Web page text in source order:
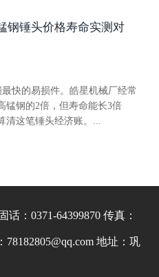
钢锤头价格寿命实测对
快的易损件。皓星机械厂经常
锰钢的2倍，但寿命能长3倍
清这笔锤头经济账。...
固话：0371-64399870 传真：
78182805@qq.com 地址：巩